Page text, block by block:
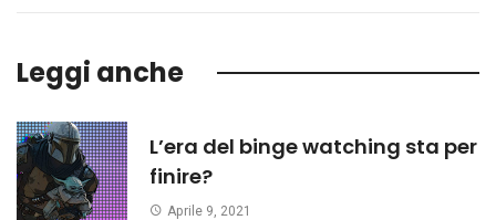
Leggi anche
L’era del binge watching sta per
finire?
Aprile 9, 2021